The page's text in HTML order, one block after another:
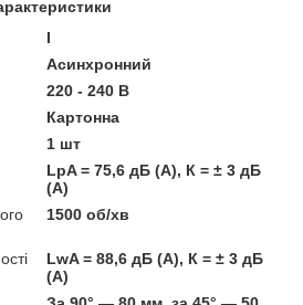
I
Асинхронний
220 - 240 В
Картонна
1 шт
LpA = 75,6 дБ (А), К = ± 3 дБ
(А)
1500 об/хв
LwA = 88,6 дБ (А), К = ± 3 дБ
(А)